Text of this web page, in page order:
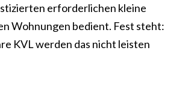
erforderlichen kleine
Wohnungen bedient. Fest steht:
KVL werden das nicht leisten